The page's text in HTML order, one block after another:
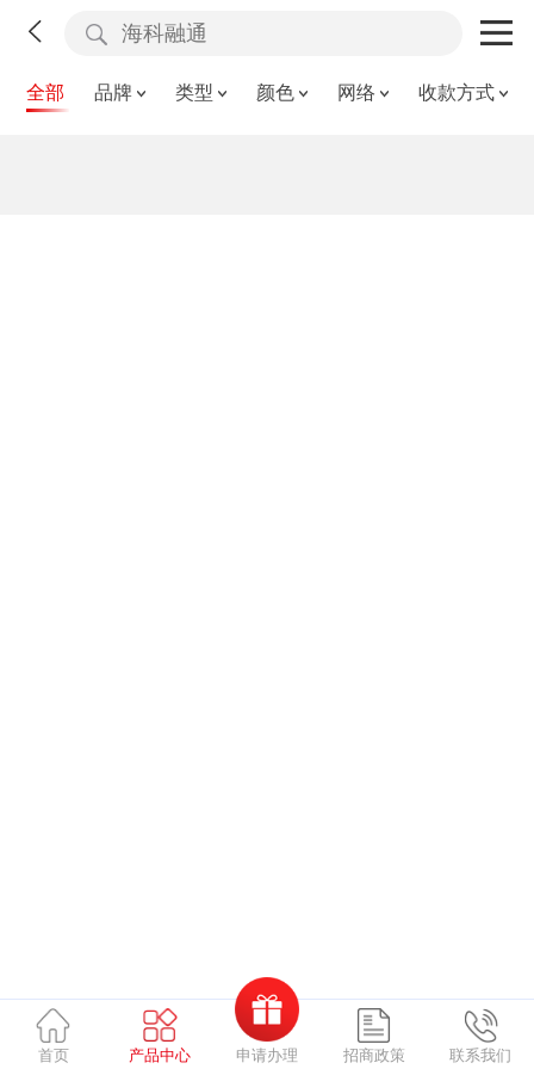
全部 品牌 类型 颜色 网络 收款方式
首页 产品中心 申请办理 招商政策 联系我们